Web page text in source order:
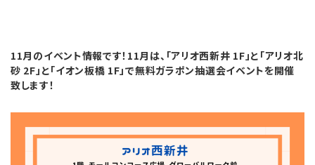
11月のイベント情報です！11月は、「アリオ西新井 1F」と「アリオ北
砂 2F」と「イオン板橋 1F」で無料ガラポン抽選会イベントを開催
致します！